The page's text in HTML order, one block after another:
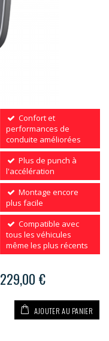
Confort et
performances de
conduite améliorées
Plus de punch à
l'accélération
Montage encore
plus facile
Compatible avec
tous les véhicules
même les plus récents
229,00 €
AJOUTER AU PANIER